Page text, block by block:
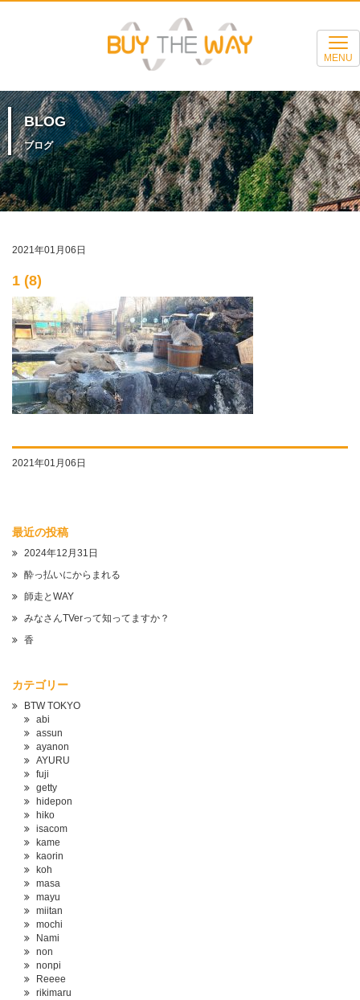
MENU
BLOG
ブログ
2021年01月06日
1 (8)
2021年01月06日
最近の投稿
2024年12月31日
酔っ払いにからまれる
師走とWAY
みなさんTVerって知ってますか？
香
カテゴリー
BTW TOKYO
abi
assun
ayanon
AYURU
fuji
getty
hidepon
hiko
isacom
kame
kaorin
koh
masa
mayu
miitan
mochi
Nami
non
nonpi
Reeee
rikimaru